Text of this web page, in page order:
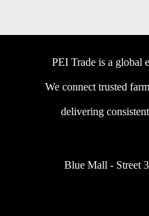
PEI Trade is a global
We connect trusted
delivering
Blue Mall - Street